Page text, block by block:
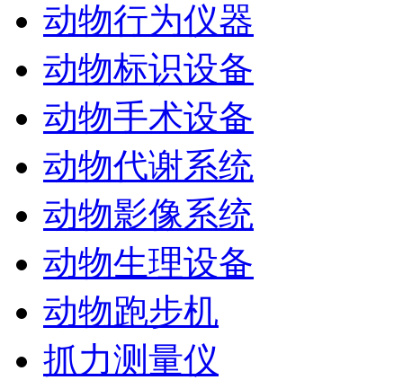
动物行为仪器
动物标识设备
动物手术设备
动物代谢系统
动物影像系统
动物生理设备
动物跑步机
抓力测量仪